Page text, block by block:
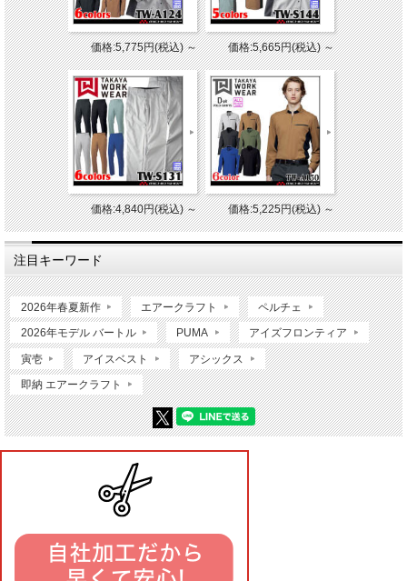
価格:5,775円(税込)～ 価格:5,665円(税込)～
価格:4,840円(税込)～ 価格:5,225円(税込)～
注目キーワード
2026年春夏新作 エアークラフト ペルチェ
2026年モデル バートル PUMA アイズフロンティア
寅壱 アイスベスト アシックス
即納 エアークラフト